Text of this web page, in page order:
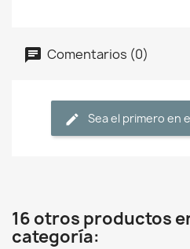
Comentarios (0)
Sea el primero en
16 otros productos
categoría: